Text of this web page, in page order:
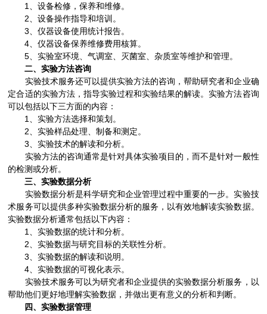
1、设备检修，保养和维修。
2、设备操作指导和培训。
3、仪器设备使用统计报告。
4、仪器设备保养维修费用核算。
5、实验室环境、气调室、灭菌室、杂质室等维护和管理。
二、实验方法咨询
实验技术服务还可以提供实验方法的咨询，帮助研究者和企业确
定合适的实验方法，指导实验过程和实验结果的解读。实验方法咨询
可以包括以下三方面的内容：
1、实验方法选择和策划。
2、实验样品处理、制备和测定。
3、实验技术的解读和分析。
实验方法的咨询通常是针对具体实验项目的，而不是针对一般性
的检测或分析。
三、实验数据分析
实验数据分析是科学研究和企业管理过程中重要的一步。实验技
术服务可以提供多种实验数据分析的服务，以有效地解读实验数据。
实验数据分析通常包括以下内容：
1、实验数据的统计和分析。
2、实验数据与研究目标的关联性分析。
3、实验数据的解读和说明。
4、实验数据的可视化表示。
实验技术服务可以为研究者和企业提供的实验数据分析服务，以
帮助他们更好地理解实验数据，并做出更有意义的分析和判断。
四、实验数据管理